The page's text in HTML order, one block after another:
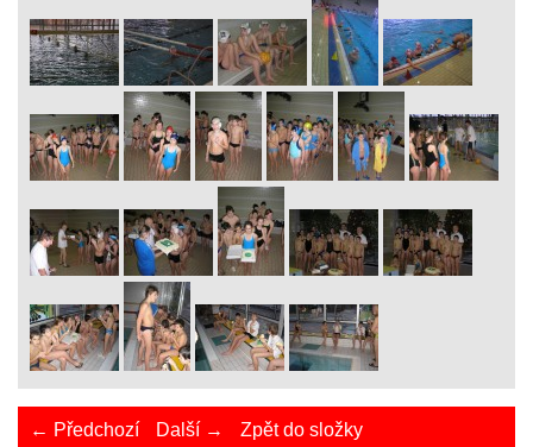
← Předchozí Další → Zpět do složky